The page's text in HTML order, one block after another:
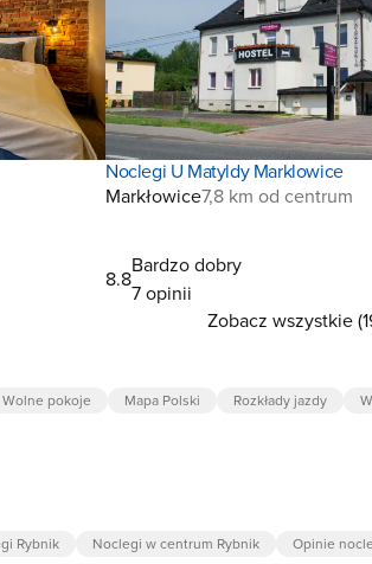
Noclegi U Matyldy Marklowice
Markłowice7,8 km od centrum
8.8
Bardzo dobry
7 opinii
Zobacz wszystkie
Wolne pokoje Mapa Polski Rozkłady jazdy
Rybnik Noclegi w centrum Rybnik Opinie